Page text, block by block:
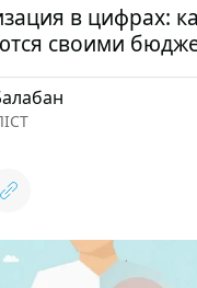
в цифрах:
своими